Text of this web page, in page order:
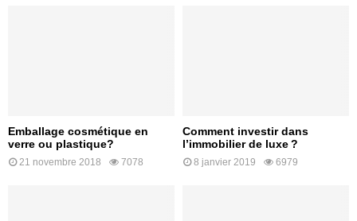
Emballage cosmétique en
verre ou plastique?
21 novembre 2018 7078
Comment investir dans
l’immobilier de luxe ?
8 janvier 2019 6979